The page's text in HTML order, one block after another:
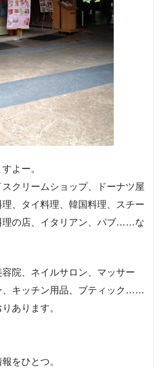
よー。
クリームショップ、ドーナツ屋
、タイ料理、韓国料理、スチー
理の店、イタリアン、パブ……な
院、ネイルサロン、マッサー
、キッチン用品、ブティック……
あります。
をひとつ。